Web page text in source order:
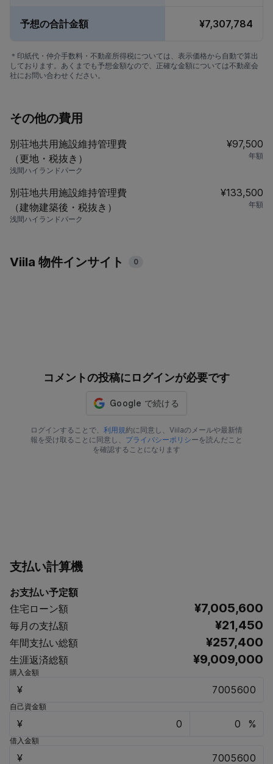
予想の合計金額 ¥7,307,784
＊印紙代・仲介手数料・不動産所得税については、表示価格から自動で算出
しております。あくまでも予想金額なので、正確な金額については不動産会
社にお問い合わせください。
その他の費用
別荘地共用施設維持管理費
（更地・税抜き）
浅間ハイランドパーク
¥97,500
年額
別荘地共用施設維持管理費
（建物建築後・税抜き）
浅間ハイランドパーク
¥133,500
年額
Viila 物件インサイト 0
コメントの投稿にログインが必要です
ログインすることで、 利用規約に同意し、Viilaのメールや最新情
報を受け取ることに同意し、 プライバシーポリシーを読んだこと
を確認することになります
支払い計算機
お支払い予定額
住宅ローン額
¥7,005,600
毎月の支払額 ¥21,450
年間支払い総額 ¥257,400
生涯返済総額 ¥9,009,000
購入金額
¥
自己資金額
¥ %
借入金額
¥